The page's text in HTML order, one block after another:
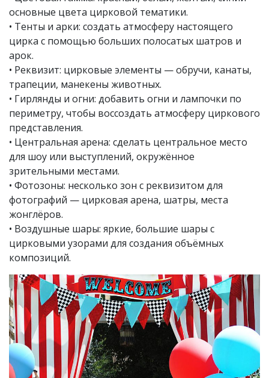
основные цвета цирковой тематики.
• Тенты и арки: создать атмосферу настоящего
цирка с помощью больших полосатых шатров и
арок.
• Реквизит: цирковые элементы — обручи, канаты,
трапеции, манекены животных.
• Гирлянды и огни: добавить огни и лампочки по
периметру, чтобы воссоздать атмосферу циркового
представления.
• Центральная арена: сделать центральное место
для шоу или выступлений, окружённое
зрительными местами.
• Фотозоны: несколько зон с реквизитом для
фотографий — цирковая арена, шатры, места
жонглёров.
• Воздушные шары: яркие, большие шары с
цирковыми узорами для создания объёмных
композиций.